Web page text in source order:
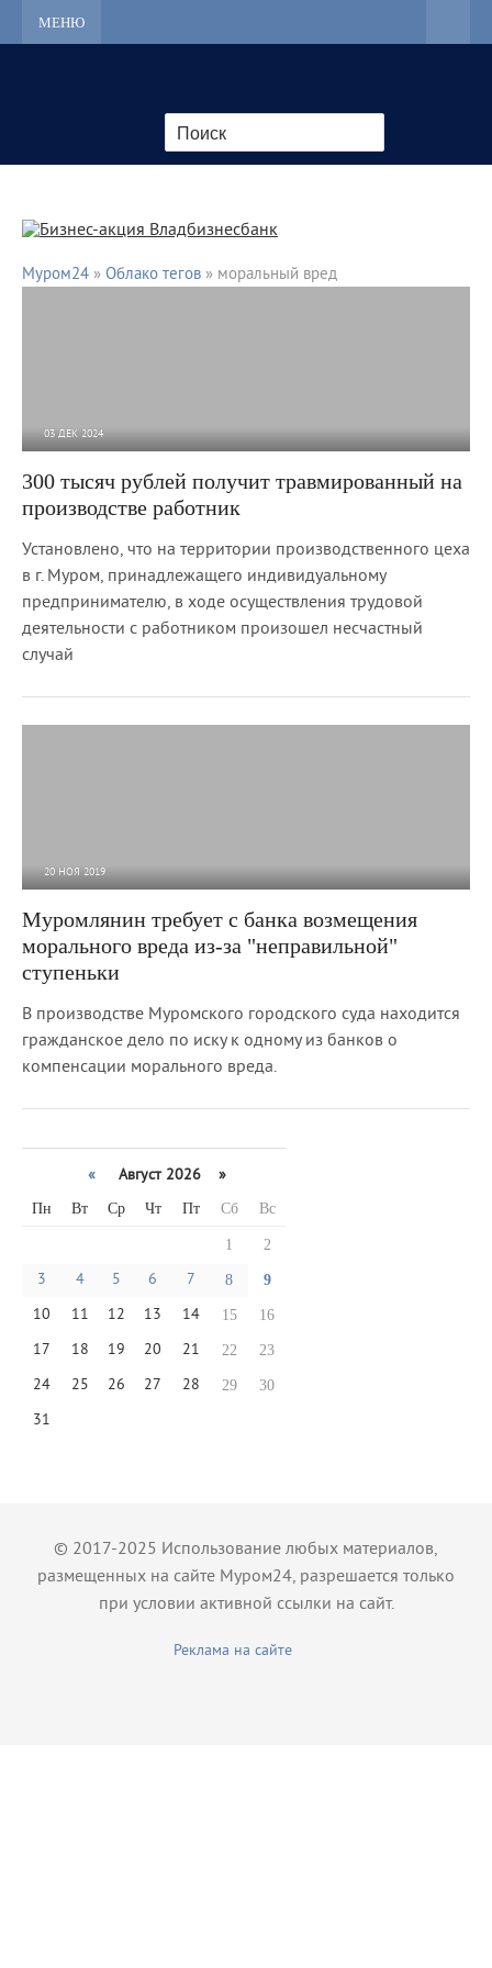
МЕНЮ
Муром24 » Облако тегов » моральный вред
03 ДЕК 2024
300 тысяч рублей получит травмированный на
производстве работник
Установлено, что на территории производственного цеха
в г. Муром, принадлежащего индивидуальному
предпринимателю, в ходе осуществления трудовой
деятельности с работником произошел несчастный
случай
20 НОЯ 2019
Муромлянин требует с банка возмещения
морального вреда из-за "неправильной"
ступеньки
В производстве Муромского городского суда находится
гражданское дело по иску к одному из банков о
компенсации морального вреда.
« Август 2026 »
Пн Вт Ср Чт Пт Сб Вс
1 2
3 4 5 6 7 8 9
10 11 12 13 14 15 16
17 18 19 20 21 22 23
24 25 26 27 28 29 30
31
© 2017-2025 Использование любых материалов,
размещенных на сайте Муром24, разрешается только
при условии активной ссылки на сайт.
Реклама на сайте